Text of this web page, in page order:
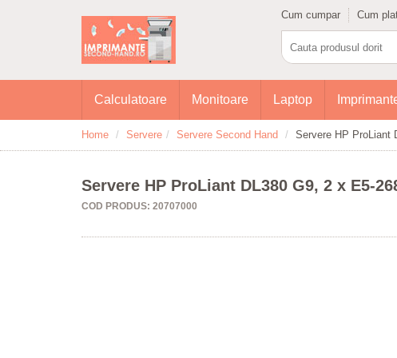
Cum cumpar Cum
Calculatoare Monitoare Laptop
Home Servere Servere Second Hand Servere HP ProLiant
Servere HP ProLiant DL380 G9, 2 x E5-
COD PRODUS: 20707000